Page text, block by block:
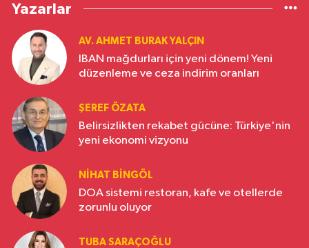
Yazarlar
AV. AHMET BURAK YALÇIN
IBAN mağdurları için yeni dönem! Yeni
düzenleme ve ceza indirim oranları
ŞEREF ÖZATA
Belirsizlikten rekabet gücüne: Türkiye'nin
yeni ekonomi vizyonu
NIHAT BINGÖL
DOA sistemi restoran, kafe ve otellerde
zorunlu oluyor
TUBA SARAÇOĞLU